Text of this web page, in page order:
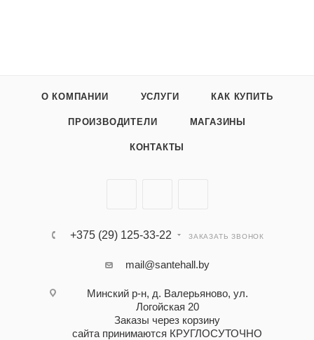
О КОМПАНИИ УСЛУГИ КАК КУПИТЬ
ПРОИЗВОДИТЕЛИ МАГАЗИНЫ
КОНТАКТЫ
+375 (29) 125-33-22 ЗАКАЗАТЬ ЗВОНОК
mail@santehall.by
Минский р-н, д. Валерьяново, ул.
Логойская 20
Заказы через корзину
сайта принимаются КРУГЛОСУТОЧНО